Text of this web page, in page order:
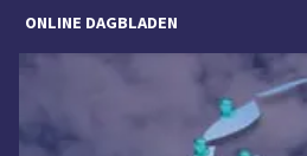
ONLINE DAGBLADEN